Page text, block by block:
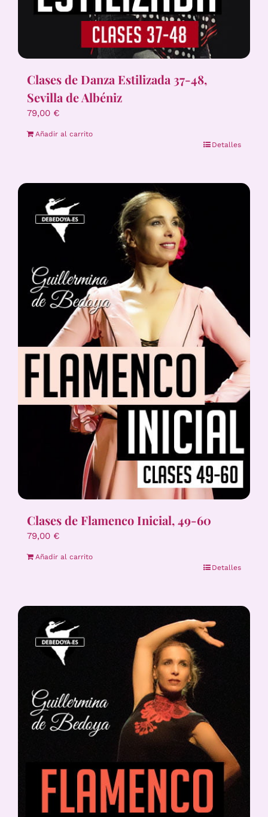
Clases de Danza Estilizada 37-48,
Sevilla de Albéniz
79,00 €
Añadir al carrito
Detalles
Clases de Flamenco Inicial, 49-60
79,00 €
Añadir al carrito
Detalles